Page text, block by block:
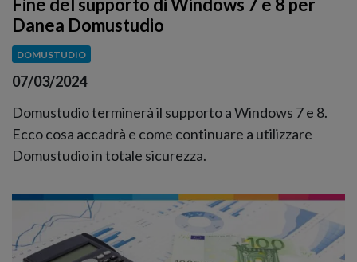
Danea Domustudio
DOMUSTUDIO
07/03/2024
Domustudio terminerà il supporto a Windows 7 e 8.
Ecco cosa accadrà e come continuare a utilizzare
Domustudio in totale sicurezza.